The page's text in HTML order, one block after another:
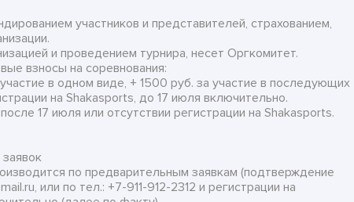
участников и представителей, страхованием,
и проведением турнира, несет Оргкомитет.
взносы на соревнования:
в одном виде, + 1500 руб. за участие в последующих
на Shakasports, до 17 июля включительно.
17 июля или отсутствии регистрации на Shakasports.
по предварительным заявкам (подтверждение
или по тел.: +7-911-912-2312 и регистрации на